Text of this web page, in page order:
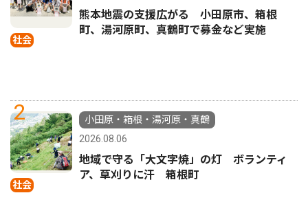
社会
熊本地震の支援広がる 小田原市、箱根
町、湯河原町、真鶴町で募金など実施
2
社会
小田原・箱根・湯河原・真鶴
2026.08.06
地域で守る「大文字焼」の灯 ボランティ
ア、草刈りに汗 箱根町